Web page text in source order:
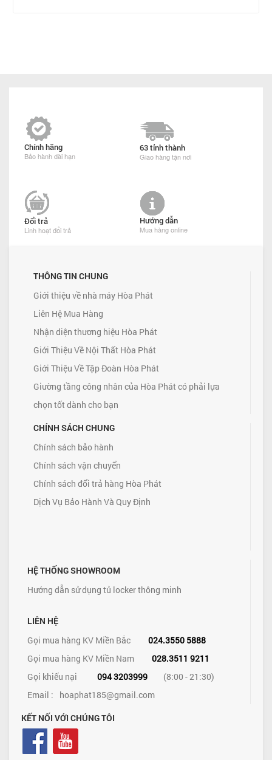
Chính hãng
Bảo hành dài hạn
63 tỉnh thành
Giao hàng tận nơi
Đổi trả
Linh hoạt đổi trả
Hướng dẫn
Mua hàng online
THÔNG TIN CHUNG
Giới thiệu về nhà máy Hòa Phát
Liên Hệ Mua Hàng
Nhận diện thương hiệu Hòa Phát
Giới Thiệu Về Nội Thất Hòa Phát
Giới Thiệu Về Tập Đoàn Hòa Phát
Giường tầng công nhân của Hòa Phát có phải lựa
chọn tốt dành cho bạn
CHÍNH SÁCH CHUNG
Chính sách bảo hành
Chính sách vận chuyển
Chính sách đổi trả hàng Hòa Phát
Dịch Vụ Bảo Hành Và Quy Định
HỆ THỐNG SHOWROOM
Hướng dẫn sử dụng tủ locker thông minh
LIÊN HỆ
Gọi mua hàng KV Miền Bắc
024.3550 5888
Gọi mua hàng KV Miền Nam
028.3511 9211
Gọi khiếu nại
094 3203999
(8:00 - 21:30)
Email : hoaphat185@gmail.com
KẾT NỐI VỚI CHÚNG TÔI